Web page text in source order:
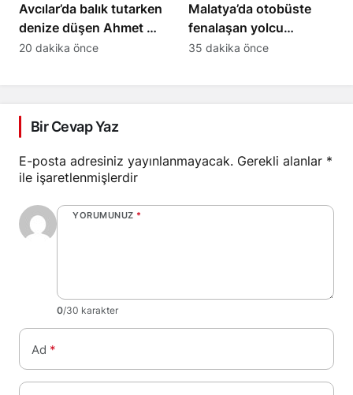
Avcılar’da balık tutarken
denize düşen Ahmet D.
hayatını kaybetti
20 dakika önce
Malatya’da otobüste
fenalaşan yolcu
hastaneye yetiştirildi
35 dakika önce
Bir Cevap Yaz
E-posta adresiniz yayınlanmayacak. Gerekli alanlar *
ile işaretlenmişlerdir
YORUMUNUZ *
0/30 karakter
Ad *